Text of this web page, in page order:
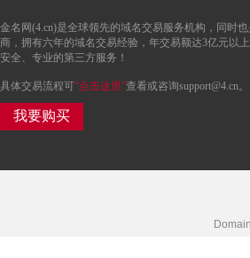
金名网(4.cn)是全球领先的域名交易服务机构，同时
商，拥有六年的域名交易经验，年交易额达3亿元以上
安全、专业的第三方服务！
具体交易流程可“点击这里”查看或咨询support@4.cn。
我要购买